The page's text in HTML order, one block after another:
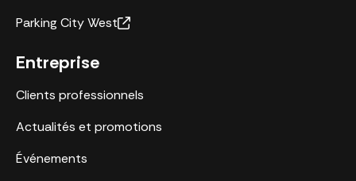
Parking City West
Entreprise
Clients professionnels
Actualités et promotions
Événements